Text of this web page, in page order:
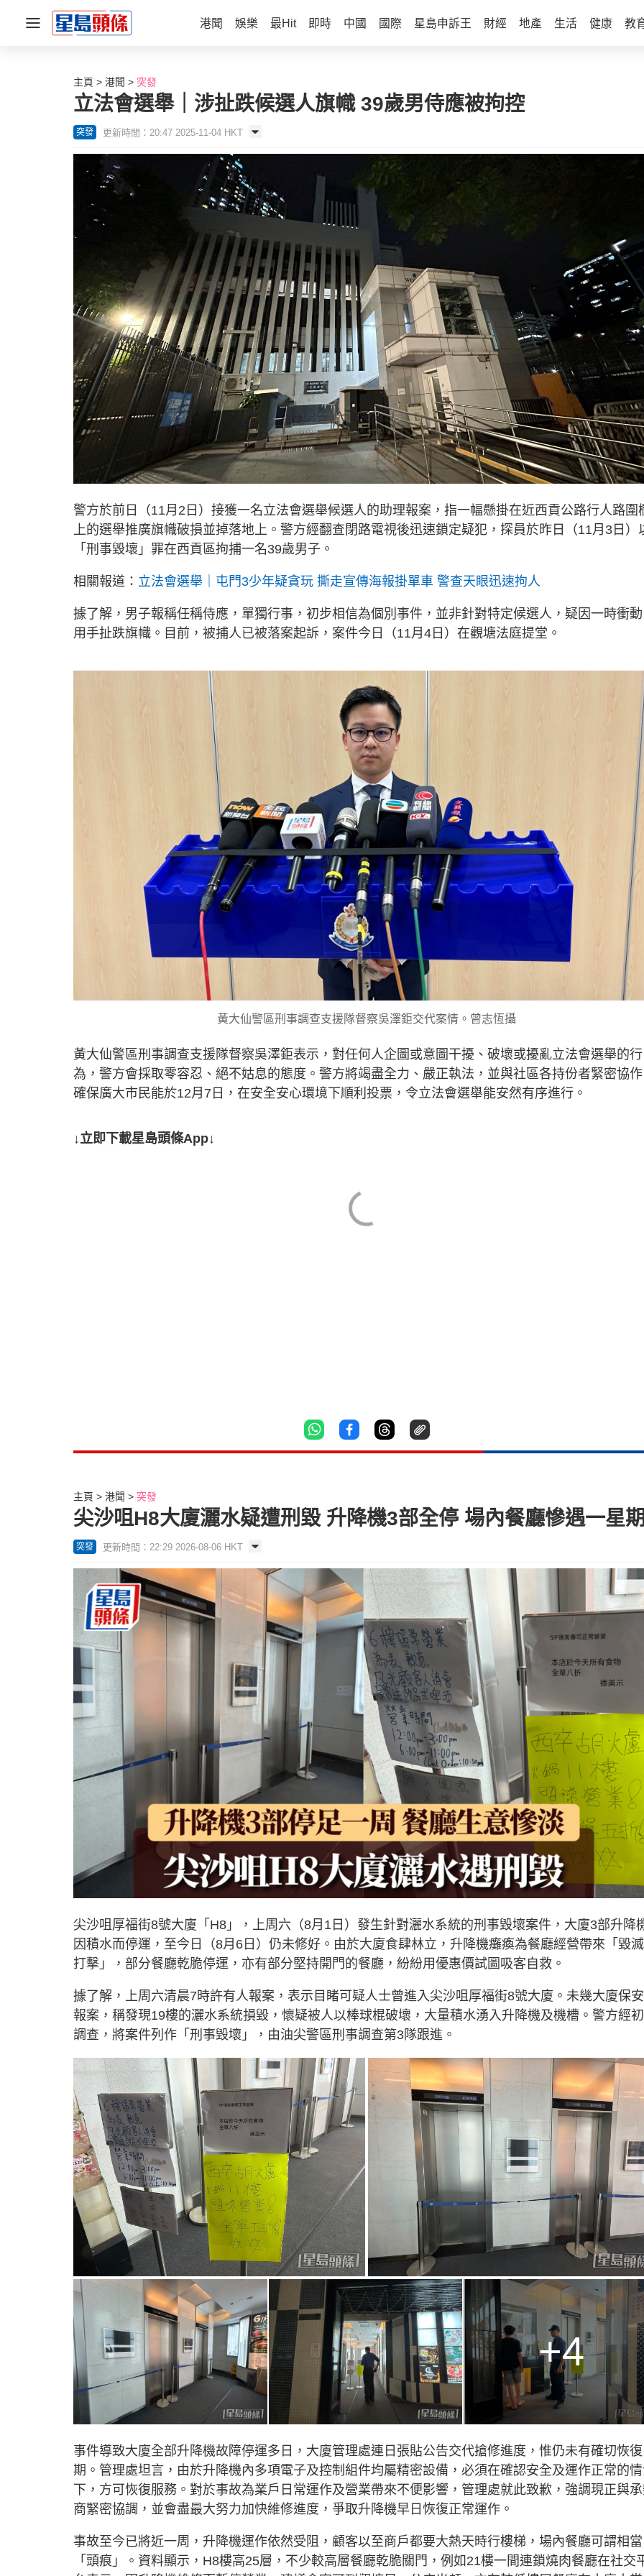
港聞 娛樂 最Hit 即時 中國 國際 星島申訴王 財經 地產 生活 健康 教
主頁 港聞 突發
立法會選舉｜涉扯跌候選人旗幟 39歲男侍應被拘控
突發 更新時間：20:47 2025-11-04 HKT
警方於前日（11月2日）接獲一名立法會選舉候選人的助理報案，指一幅懸掛在近西貢公路行人路圍
上的選舉推廣旗幟破損並掉落地上。警方經翻查閉路電視後迅速鎖定疑犯，探員於昨日（11月3日）
「刑事毀壞」罪在西貢區拘捕一名39歲男子。
相關報道： 立法會選舉｜屯門3少年疑貪玩 撕走宣傳海報掛單車 警查天眼迅速拘人
據了解，男子報稱任稱侍應，單獨行事，初步相信為個別事件，並非針對特定候選人，疑因一時衝
用手扯跌旗幟。目前，被捕人已被落案起訴，案件今日（11月4日）在觀塘法庭提堂。
黃大仙警區刑事調查支援隊督察吳澤鉅交代案情。曾志恆攝
黃大仙警區刑事調查支援隊督察吳澤鉅表示，對任何人企圖或意圖干擾、破壞或擾亂立法會選舉的行
為，警方會採取零容忍、絕不姑息的態度。警方將竭盡全力、嚴正執法，並與社區各持份者緊密協
確保廣大市民能於12月7日，在安全安心環境下順利投票，令立法會選舉能安然有序進行。
↓立即下載星島頭條App↓
主頁 港聞 突發
尖沙咀H8大廈灑水疑遭刑毀 升降機3部全停 場內餐廳慘遇一星
突發 更新時間：22:29 2026-08-06 HKT
尖沙咀厚福街8號大廈「H8」，上周六（8月1日）發生針對灑水系統的刑事毀壞案件，大廈3部升降
因積水而停運，至今日（8月6日）仍未修好。由於大廈食肆林立，升降機癱瘓為餐廳經營帶來「毀
打擊」，部分餐廳乾脆停運，亦有部分堅持開門的餐廳，紛紛用優惠價試圖吸客自救。
據了解，上周六清晨7時許有人報案，表示目睹可疑人士曾進入尖沙咀厚福街8號大廈。未幾大廈保
報案，稱發現19樓的灑水系統損毀，懷疑被人以棒球棍破壞，大量積水湧入升降機及機槽。警方經
調查，將案件列作「刑事毀壞」，由油尖警區刑事調查第3隊跟進。
+4
事件導致大廈全部升降機故障停運多日，大廈管理處連日張貼公告交代搶修進度，惟仍未有確切恢
期。管理處坦言，由於升降機內多項電子及控制組件均屬精密設備，必須在確認安全及運作正常的
下，方可恢復服務。對於事故為業戶日常運作及營業帶來不便影響，管理處就此致歉，強調現正與
商緊密協調，並會盡最大努力加快維修進度，爭取升降機早日恢復正常運作。
事故至今已將近一周，升降機運作依然受阻，顧客以至商戶都要大熱天時行樓梯，場內餐廳可謂相當
「頭痕」。資料顯示，H8樓高25層，不少較高層餐廳乾脆關門，例如21樓一間連鎖燒肉餐廳在社交